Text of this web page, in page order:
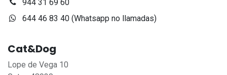
944 31 69 60
644 46 83 40 (Whatsapp no llamadas)
Cat&Dog
Lope de Vega 10